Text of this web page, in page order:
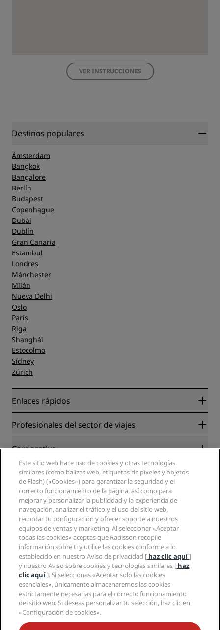
VER INSTRUCCIONES
Destinos populares
Ámsterdam
Bangkok
Bangalore
Berlín
Budapest
Copenhague
Dubái
Dublín
Gran Canaria
Estambul
Londres
Mánchester
Milán
Nueva Delhi
Oslo
París
Riga
Shanghái
Estocolmo
Sídney
Zúrich
Enlaces rápidos
Radisson Rewards
Blog
Nuevos hoteles y próximas aperturas
Aplicación de Radisson Hotels
Hoteles Sports Approved
Hoteles ideales para familias
Salud y seguridad
Profesionales del sector de viajes
Colaboradores
Corporativo
Radisson Hotel Group
Medios
Empleos en RHG
Empleos en PPHE
Empleos en EHL
The Club by RHG
Oportunidades de desarrollo
Responsabilidad social corporativa
Compras
Información legal
Centro de privacidad
Aviso legal
Términos y condiciones de Radisson Rewards
Acuerdo de uso del sitio
Accesibilidad digital
Declaración sobre la esclavitud moderna
Ayuda
Avisos al consumidor
Contacto
Preguntas frecuentes
Mapa del sitio
Redes sociales
Marcas de Radisson Hotels
Este sitio web hace uso de cookies y otras tecnologías
similares (como balizas web, etiquetas de píxeles y objetos
de Flash) («Cookies») para garantizar la seguridad y el
correcto funcionamiento de la página, así como para
mejorar y personalizar la publicidad y la experiencia de
navegación, analizar el tráfico y el uso del sitio web,
recordar tu configuración y ofrecer soporte a nuestros
equipos de ventas y marketing. Al seleccionar «Aceptar
todas las cookies» aceptas que Radisson recopile
información sobre ti y utilice las cookies conforme a lo
establecido en nuestro Aviso de privacidad [ haz clic aquí]
y nuestro Aviso sobre cookies y tecnologías similares [ haz
clic aquí]. Si seleccionas «Aceptar solo las cookies
esenciales», únicamente almacenaremos las cookies
estrictamente necesarias para el correcto funcionamiento
del sitio web. Si deseas personalizar tu selección, haz clic en
«Configuración de cookies».